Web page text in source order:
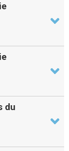
du